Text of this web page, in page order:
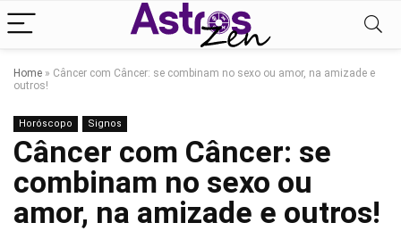
Home » Câncer com Câncer: se combinam no sexo ou amor, na amizade e
outros!
Horóscopo Signos
Câncer com Câncer: se
combinam no sexo ou
amor, na amizade e outros!